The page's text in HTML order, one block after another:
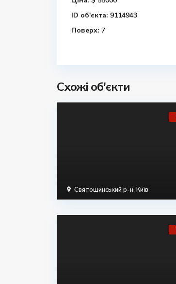
ID об'єкта: 9114943
Поверх: 7
Схожі об'єкти
Святошинський р-н, Київ